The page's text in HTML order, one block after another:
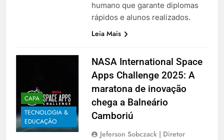
humano que garante diplomas
rápidos e alunos realizados.
Leia Mais
CAPA
TECNOLOGIA &
EDUCAÇÃO
NASA International Space
Apps Challenge 2025: A
maratona de inovação
chega a Balneário
Camboriú
Jeferson Sobczack | Diretor